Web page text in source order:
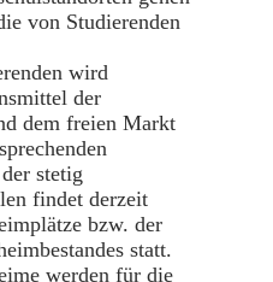
von Studierenden
wird
der
dem freien Markt
stetig
findet derzeit
bzw. der
statt.
werden für die